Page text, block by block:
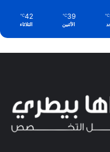
℃
39
℃
الأثنين
42
℃
الثلاثاء